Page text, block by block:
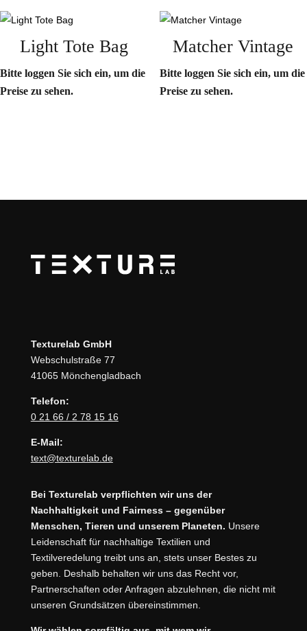
Light Tote Bag
Bitte loggen Sie sich ein, um die
Preise zu sehen.
Matcher Vintage
Bitte loggen Sie sich ein, um die
Preise zu sehen.
Texturelab GmbH
Webschulstraße 77
41065 Mönchengladbach
Telefon:
0 21 66 / 2 78 15 16
E-Mail:
text@texturelab.de
Bei Texturelab verpflichten wir uns der
Nachhaltigkeit und Fairness – gegenüber
Menschen, Tieren und unserem Planeten. Unsere
Leidenschaft für nachhaltige Textilien und
Textilveredelung treibt uns an, stets unser Bestes zu
geben. Deshalb behalten wir uns das Recht vor,
Partnerschaften oder Anfragen abzulehnen, die nicht mit
unseren Grundsätzen übereinstimmen.